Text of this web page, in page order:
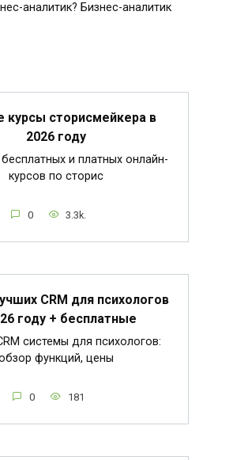
аналитик? Бизнес-аналитик
курсы сторисмейкера в
2026 году
и платных онлайн-
курсов по сторис
0 3.3k.
CRM для психологов
году + бесплатные
системы для психологов:
функций, цены
0 181